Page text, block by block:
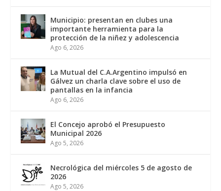
Municipio: presentan en clubes una
importante herramienta para la
protección de la niñez y adolescencia
Ago 6, 2026
La Mutual del C.A.Argentino impulsó en
Gálvez un charla clave sobre el uso de
pantallas en la infancia
Ago 6, 2026
El Concejo aprobó el Presupuesto
Municipal 2026
Ago 5, 2026
Necrológica del miércoles 5 de agosto de
2026
Ago 5, 2026